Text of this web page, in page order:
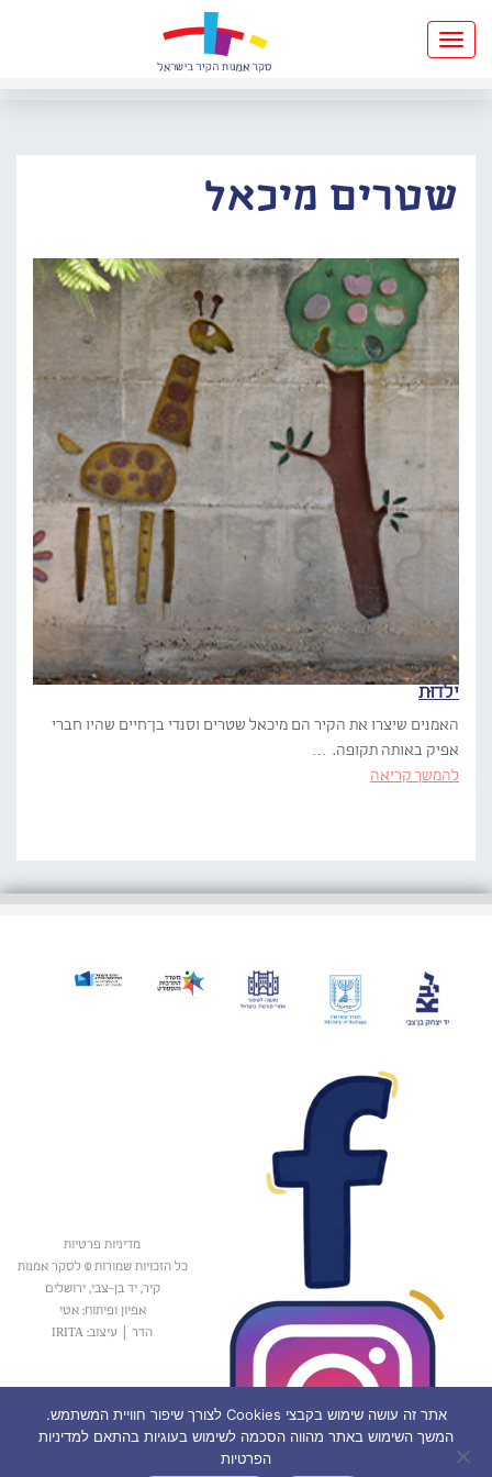
Toggle
navigation
שטרים מיכאל
ילדוּת
האמנים שיצרו את הקיר הם מיכאל שטרים וסנדי בן־חיים שהיו חברי
אפיק באותה תקופה. …
להמשך קריאה
אתר זה עושה שימוש בקבצי Cookies לצורך שיפור חוויית המשתמש.
המשך השימוש באתר מהווה הסכמה לשימוש בעוגיות בהתאם למדיניות
הפרטיות
מדיניות פרטיות
כל הזכויות שמורות © לסקר אמנות
קיר, יד בן-צבי, ירושלים
אפיון ופיתוח: אטי
הדר
עיצוב: IRITA